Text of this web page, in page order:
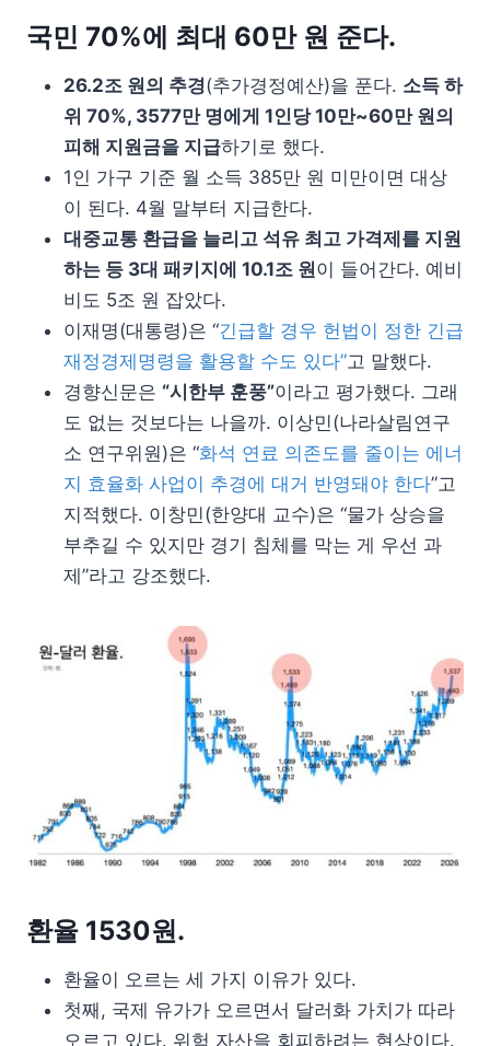
국민 70%에 최대 60만 원 준다.
26.2조 원의 추경(추가경정예산)을 푼다. 소득 하
위 70%, 3577만 명에게 1인당 10만~60만 원의
피해 지원금을 지급하기로 했다.
1인 가구 기준 월 소득 385만 원 미만이면 대상
이 된다. 4월 말부터 지급한다.
대중교통 환급을 늘리고 석유 최고 가격제를 지원
하는 등 3대 패키지에 10.1조 원이 들어간다. 예비
비도 5조 원 잡았다.
이재명(대통령)은 “긴급할 경우 헌법이 정한 긴급
재정경제명령을 활용할 수도 있다”고 말했다.
경향신문은 “시한부 훈풍”이라고 평가했다. 그래
도 없는 것보다는 나을까. 이상민(나라살림연구
소 연구위원)은 “화석 연료 의존도를 줄이는 에너
지 효율화 사업이 추경에 대거 반영돼야 한다”고
지적했다. 이창민(한양대 교수)은 “물가 상승을
부추길 수 있지만 경기 침체를 막는 게 우선 과
제”라고 강조했다.
환율 1530원.
환율이 오르는 세 가지 이유가 있다.
첫째, 국제 유가가 오르면서 달러화 가치가 따라
오르고 있다. 위험 자산을 회피하려는 현상이다.